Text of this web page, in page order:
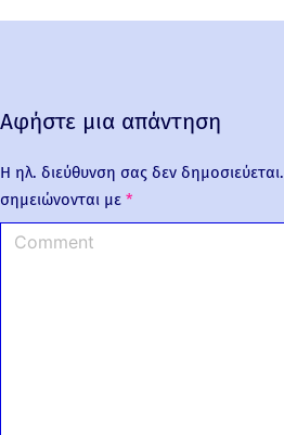
Αφήστε μια απάντηση
Η ηλ. διεύθυνση σας δεν δημοσιεύεται.
σημειώνονται με *